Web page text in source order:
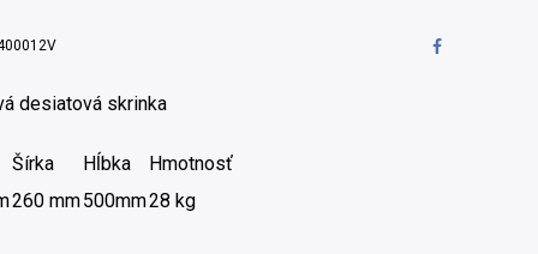
desiatová skrinka
Šírka Hĺbka
Hmotnosť
260 mm500mm28 kg